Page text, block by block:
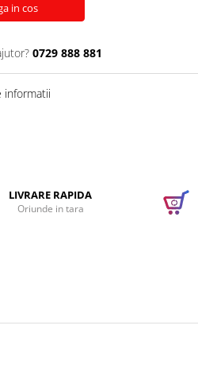
in cos
0729 888 881
informatii
LIVRARE RAPIDA
Oriunde in tara